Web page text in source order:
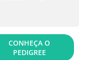
CONHEÇA O
PEDIGREE